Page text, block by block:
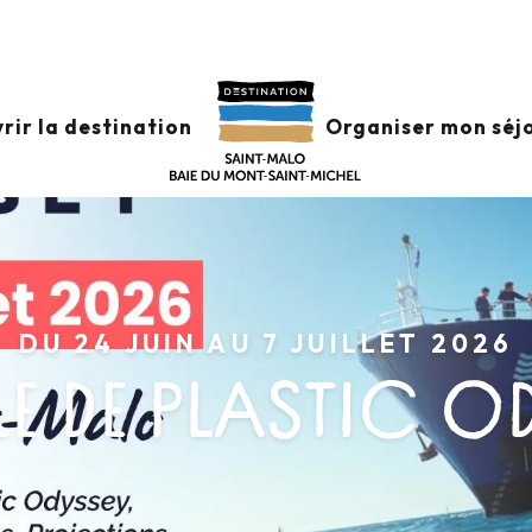
la destination Organiser mon
DU 24 JUIN AU 7 JUILLET 2026
DE PLASTIC